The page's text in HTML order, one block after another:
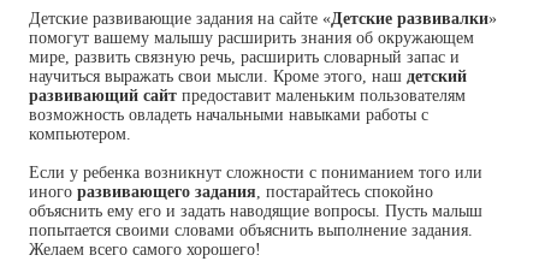
Детские развивающие задания на сайте «Детские развивалки»
помогут вашему малышу расширить знания об окружающем
мире, развить связную речь, расширить словарный запас и
научиться выражать свои мысли. Кроме этого, наш детский
развивающий сайт предоставит маленьким пользователям
возможность овладеть начальными навыками работы с
компьютером.
Если у ребенка возникнут сложности с пониманием того или
иного развивающего задания, постарайтесь спокойно
объяснить ему его и задать наводящие вопросы. Пусть малыш
попытается своими словами объяснить выполнение задания.
Желаем всего самого хорошего!